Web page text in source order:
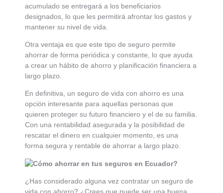
acumulado se entregará a los beneficiarios
designados, lo que les permitirá afrontar los gastos y
mantener su nivel de vida.
Otra ventaja es que este tipo de seguro permite
ahorrar de forma periódica y constante, lo que ayuda
a crear un hábito de ahorro y planificación financiera a
largo plazo.
En definitiva, un seguro de vida con ahorro es una
opción interesante para aquellas personas que
quieren proteger su futuro financiero y el de su familia.
Con una rentabilidad asegurada y la posibilidad de
rescatar el dinero en cualquier momento, es una
forma segura y rentable de ahorrar a largo plazo.
?
¿Has considerado alguna vez contratar un seguro de